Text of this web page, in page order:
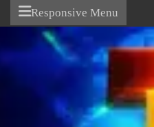
Responsive Menu